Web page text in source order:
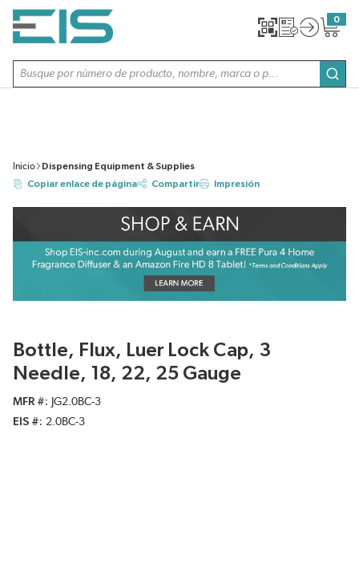
SALTAR AL CONTENIDO PRINCIPAL
Búsqueda de sitio
0
{0}
Inicio
Dispensing Equipment & Supplies
Copiar enlace de página
Compartir Impresión
Bottle, Flux, Luer Lock Cap, 3
Needle, 18, 22, 25 Gauge
MFR #
JG2.0BC-3
EIS #
2.0BC-3